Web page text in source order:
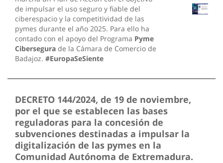
de impulsar el uso seguro y fiable del
ciberespacio y la competitividad de las
pymes durante el año 2025. Para ello ha
contado con el apoyo del Programa Pyme
Cibersegura de la Cámara de Comercio de
Badajoz. #EuropaSeSiente
DECRETO 144/2024, de 19 de noviembre,
por el que se establecen las bases
reguladoras para la concesión de
subvenciones destinadas a impulsar la
digitalización de las pymes en la
Comunidad Autónoma de Extremadura.